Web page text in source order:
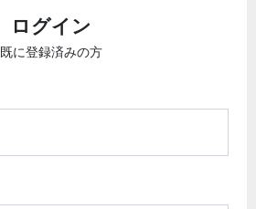
ログイン
既に登録済みの方